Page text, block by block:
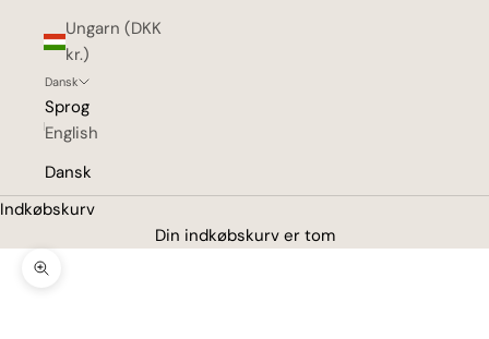
Ungarn (DKK
kr.)
Dansk
Sprog
English
Dansk
Indkøbskurv
Din indkøbskurv er tom
Zoom